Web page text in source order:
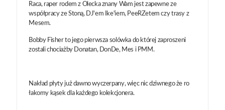
Raca, raper rodem z Olecka znany Wam jest zapewne ze
współpracy ze Stoną, DJ'em Ike'iem, PeeRZetem czy trasy z
Mesem.
Bobby Fisher to jego pierwsza solówka do której zaproszeni
zostali chociażby Donatan, DonDe, Mes i PMM.
Nakład płyty już dawno wyczerpany, więc nic dziwnego że ro
łakomy kąsek dla każdego kolekcjonera.